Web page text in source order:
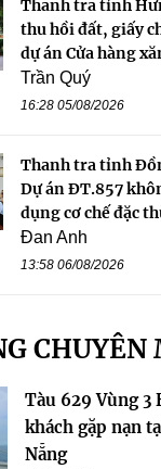
Thanh tra tỉnh
thu hồi đất, giấy
dự án Cửa hàng
Trần Quý
16:28 05/08/2026
Thanh tra tỉnh
Dự án ĐT.857
dụng cơ chế đặc
Đan Anh
13:58 06/08/2026
CHUYÊN
Tàu 629 Vùng 3
khách gặp nạn
Nẵng